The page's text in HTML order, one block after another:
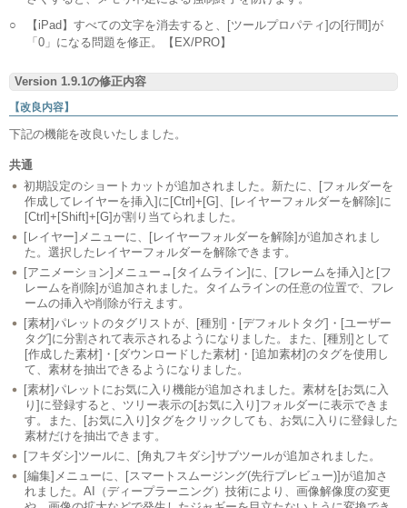
○
【iPad】すべての文字を消去すると、[ツールプロパティ]の[行間]が
「0」になる問題を修正。【EX/PRO】
Version 1.9.1の修正内容
【改良内容】
下記の機能を改良いたしました。
共通
初期設定のショートカットが追加されました。新たに、[フォルダーを
作成してレイヤーを挿入]に[Ctrl]+[G]、[レイヤーフォルダーを解除]に
[Ctrl]+[Shift]+[G]が割り当てられました。
[レイヤー]メニューに、[レイヤーフォルダーを解除]が追加されまし
た。選択したレイヤーフォルダーを解除できます。
[アニメーション]メニュー→[タイムライン]に、[フレームを挿入]と[フ
レームを削除]が追加されました。タイムラインの任意の位置で、フレ
ームの挿入や削除が行えます。
[素材]パレットのタグリストが、[種別]・[デフォルトタグ]・[ユーザー
タグ]に分割されて表示されるようになりました。また、[種別]として
[作成した素材]・[ダウンロードした素材]・[追加素材]のタグを使用し
て、素材を抽出できるようになりました。
[素材]パレットにお気に入り機能が追加されました。素材を[お気に入
り]に登録すると、ツリー表示の[お気に入り]フォルダーに表示できま
す。また、[お気に入り]タグをクリックしても、お気に入りに登録した
素材だけを抽出できます。
[フキダシ]ツールに、[角丸フキダシ]サブツールが追加されました。
[編集]メニューに、[スマートスムージング(先行プレビュー)]が追加さ
れました。AI（ディープラーニング）技術により、画像解像度の変更